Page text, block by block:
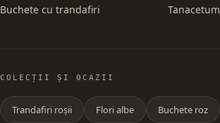
Buchete cu trandafiri
Tanacetum
COLECȚII ȘI OCAZII
Trandafiri roșii Flori albe Buchete roz